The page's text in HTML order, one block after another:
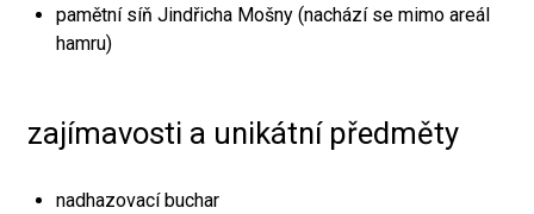
pamětní síň Jindřicha Mošny (nachází se mimo areál
hamru)
zajímavosti a unikátní předměty
nadhazovací buchar